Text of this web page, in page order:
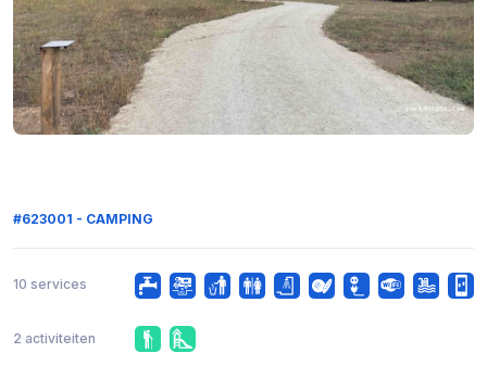
#623001 - CAMPING
10 services
2 activiteiten